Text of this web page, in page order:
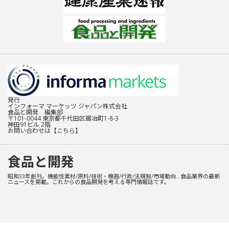
発行
インフォーマ マーケッツ ジャパン株式会社
食品と開発 編集部
〒101-0044 東京都千代田区鍛冶町1-8-3
神田91ビル 2階
お問い合わせは 【こちら】
食品と開発
昭和33年創刊。機能性素材/原料/技術・機器/行政/法規制/市場動向…食品業界の最新
ニュースを掲載。これからの食品開発を考える専門情報誌です。